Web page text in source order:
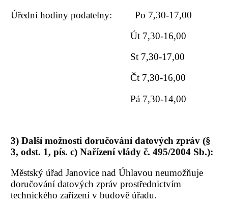
Úřední hodiny podatelny: Po 7,30-17,00
Út 7,30-16,00
St 7,30-17,00
Čt 7,30-16,00
Pá 7,30-14,00
3) Další možnosti doručování datových zpráv (§
3, odst. 1, pís. c) Nařízení vlády č. 495/2004 Sb.):
Městský úřad Janovice nad Úhlavou neumožňuje
doručování datových zpráv prostřednictvím
technického zařízení v budově úřadu.